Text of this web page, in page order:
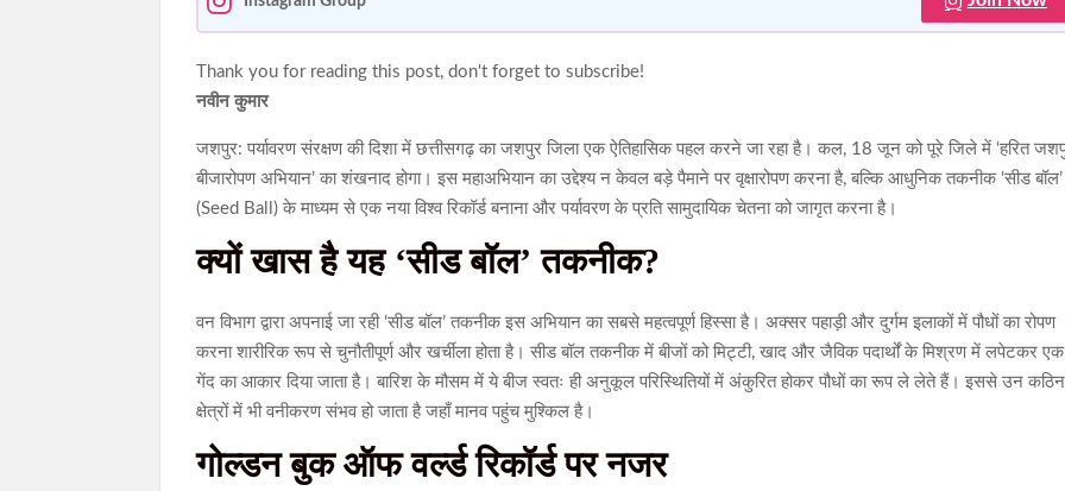
Thank you for reading this post, don't forget to subscribe!
नवीन कुमार
जशपुर: पर्यावरण संरक्षण की दिशा में छत्तीसगढ़ का जशपुर जिला एक ऐतिहासिक पहल करने जा रहा है। कल, 18 जून को पूरे जिले में ‘हरित
बीजारोपण अभियान’ का शंखनाद होगा। इस महाअभियान का उद्देश्य न केवल बड़े पैमाने पर वृक्षारोपण करना है, बल्कि आधुनिक तकनीक ‘सीड बॉल’
(Seed Ball) के माध्यम से एक नया विश्व रिकॉर्ड बनाना और पर्यावरण के प्रति सामुदायिक चेतना को जागृत करना है।
क्यों खास है यह ‘सीड बॉल’ तकनीक?
वन विभाग द्वारा अपनाई जा रही ‘सीड बॉल’ तकनीक इस अभियान का सबसे महत्वपूर्ण हिस्सा है। अक्सर पहाड़ी और दुर्गम इलाकों में पौधों का रोपण
करना शारीरिक रूप से चुनौतीपूर्ण और खर्चीला होता है। सीड बॉल तकनीक में बीजों को मिट्टी, खाद और जैविक पदार्थों के मिश्रण में लपेटकर एक
गेंद का आकार दिया जाता है। बारिश के मौसम में ये बीज स्वतः ही अनुकूल परिस्थितियों में अंकुरित होकर पौधों का रूप ले लेते हैं। इससे उन कठिन
क्षेत्रों में भी वनीकरण संभव हो जाता है जहाँ मानव पहुंच मुश्किल है।
गोल्डन बुक ऑफ वर्ल्ड रिकॉर्ड पर नजर